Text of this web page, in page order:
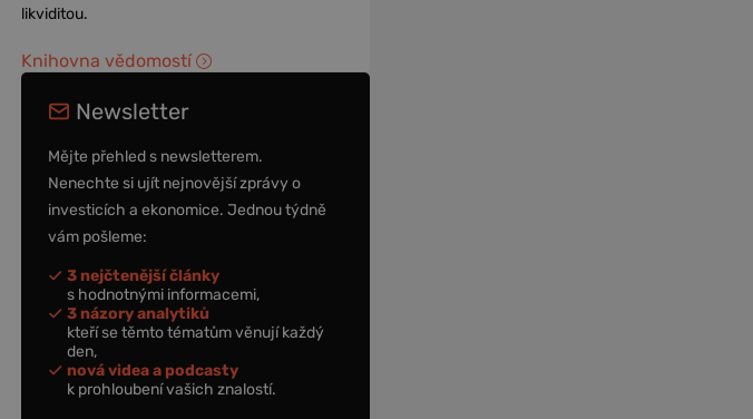
likviditou.
Knihovna vědomostí
Newsletter
Mějte přehled s newsletterem.
Nenechte si ujít nejnovější zprávy o
investicích a ekonomice. Jednou týdně
vám pošleme:
3 nejčtenější články
s hodnotnými informacemi,
3 názory analytiků
kteří se těmto tématům věnují každý
den,
nová videa a podcasty
k prohloubení vašich znalostí.